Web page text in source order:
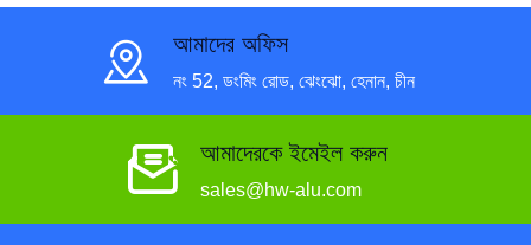
আমাদের অফিস
নং 52, ডংমিং রোড, ঝেংঝো, হেনান, চীন
আমাদেরকে ইমেইল করুন
sales@hw-alu.com